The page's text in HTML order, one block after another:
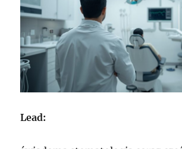
Lead: